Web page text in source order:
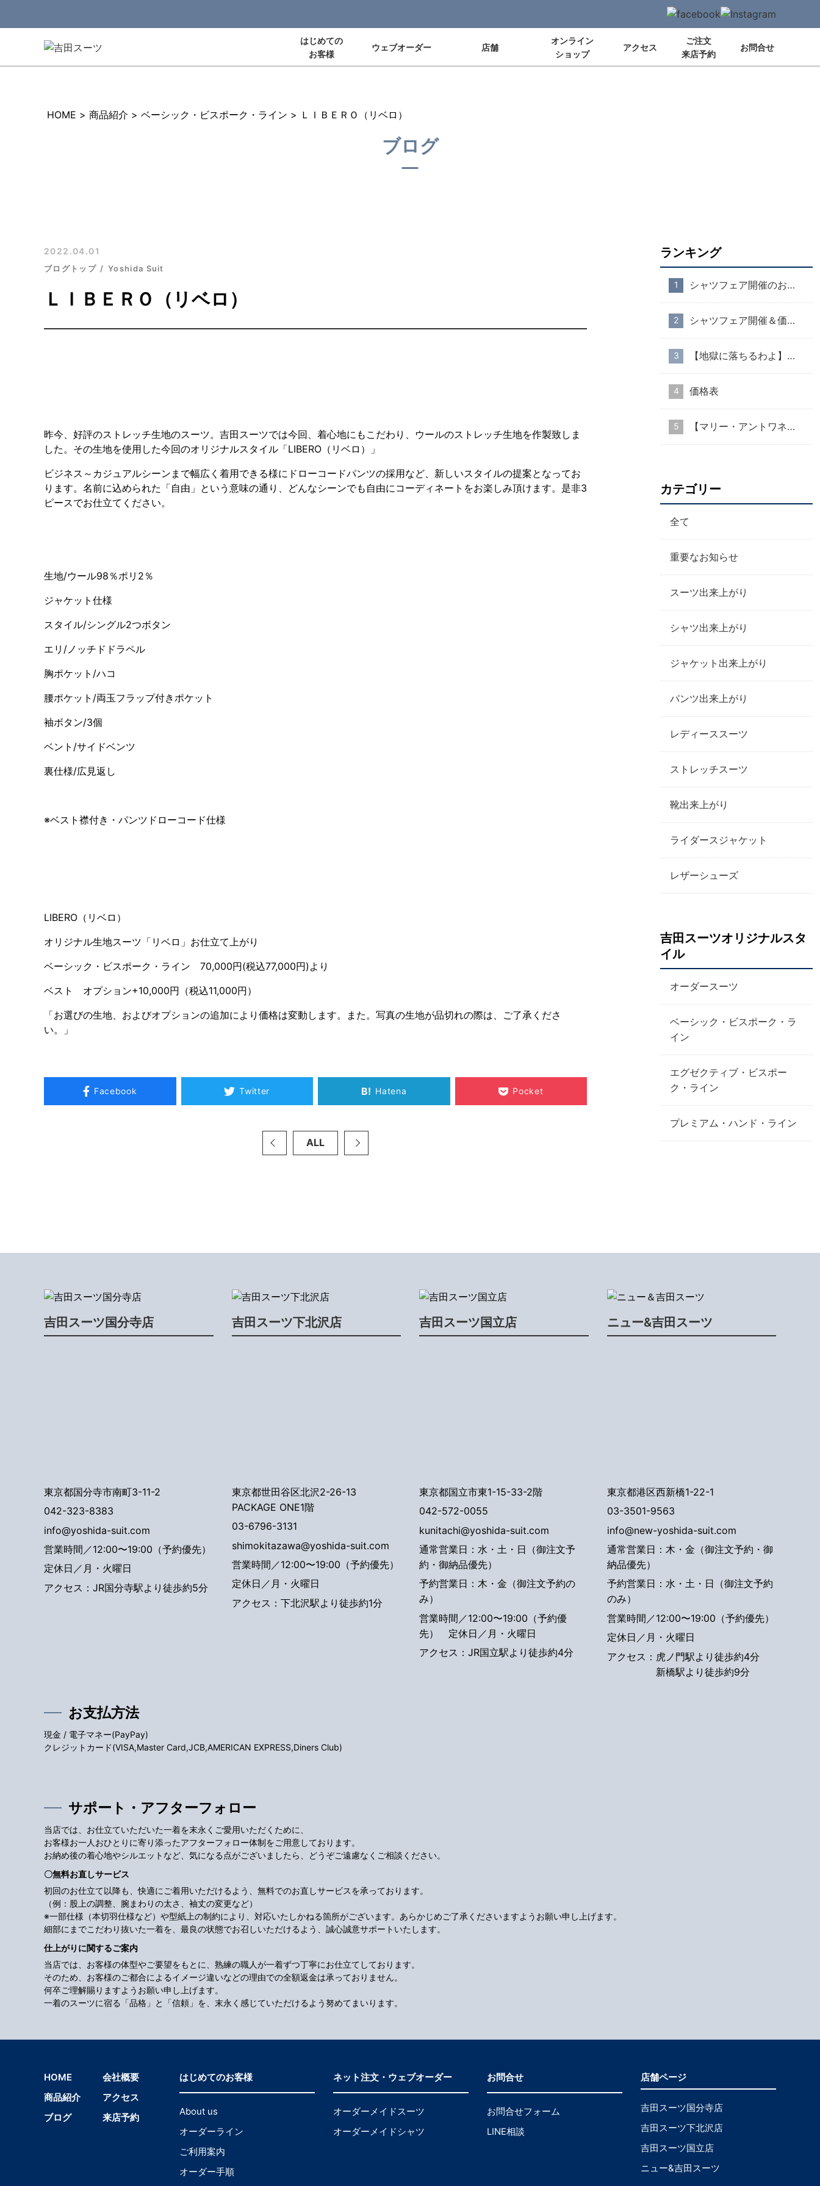
はじめての
お客様
ウェブオーダー 店舗
オンライン
ショップ
アクセス
ご注文
来店予約
お問合せ
HOME > 商品紹介 > ベーシック・ビスポーク・ライン > ＬＩＢＥＲＯ（リベロ）
ブログ
2022.04.01
ブログトップ Yoshida Suit
ＬＩＢＥＲＯ（リベロ）
昨今、好評のストレッチ生地のスーツ。吉田スーツでは今回、着心地にもこだわり、ウールのストレッチ生地を作製致しま
した。その生地を使用した今回のオリジナルスタイル「LIBERO（リベロ）」
ビジネス～カジュアルシーンまで幅広く着用できる様にドローコードパンツの採用など、新しいスタイルの提案となってお
ります。名前に込められた「自由」という意味の通り、どんなシーンでも自由にコーディネートをお楽しみ頂けます。是非3
ピースでお仕立てください。
生地/ウール98％ポリ2％
ジャケット仕様
スタイル/シングル2つボタン
エリ/ノッチドドラペル
胸ポケット/ハコ
腰ポケット/両玉フラップ付きポケット
袖ボタン/3個
ベント/サイドベンツ
裏仕様/広見返し
※ベスト襟付き・パンツドローコード仕様
LIBERO（リベロ）
オリジナル生地スーツ「リベロ」お仕立て上がり
ベーシック・ビスポーク・ライン 70,000円(税込77,000円)より
ベスト オプション+10,000円（税込11,000円）
「お選びの生地、およびオプションの追加により価格は変動します。また。写真の生地が品切れの際は、ご了承くださ
い。」
Facebook Twitter B! Hatena Pocket
ALL
ランキング
シャツフェア開催のお知らせ
シャツフェア開催＆価格改定のお知らせ
【地獄に落ちるわよ】衣装協力のお知らせ
価格表
【マリー・アントワネット・スタイル】part１
カテゴリー
全て
重要なお知らせ
スーツ出来上がり
シャツ出来上がり
ジャケット出来上がり
パンツ出来上がり
レディーススーツ
ストレッチスーツ
靴出来上がり
ライダースジャケット
レザーシューズ
吉田スーツオリジナルスタ
イル
オーダースーツ
ベーシック・ビスポーク・ラ
イン
エグゼクティブ・ビスポー
ク・ライン
プレミアム・ハンド・ライン
吉田スーツ国分寺店
東京都国分寺市南町3-11-2
042-323-8383
info@yoshida-suit.com
営業時間／12:00〜19:00（予約優先）
定休日／月・火曜日
アクセス：JR国分寺駅より徒歩約5分
吉田スーツ下北沢店
東京都世田谷区北沢2-26-13
PACKAGE ONE1階
03-6796-3131
shimokitazawa@yoshida-suit.com
営業時間／12:00〜19:00（予約優先）
定休日／月・火曜日
アクセス：下北沢駅より徒歩約1分
吉田スーツ国立店
東京都国立市東1-15-33-2階
042-572-0055
kunitachi@yoshida-suit.com
通常営業日：水・土・日（御注文予
約・御納品優先）
予約営業日：木・金（御注文予約の
み）
営業時間／12:00〜19:00（予約優
先） 定休日／月・火曜日
アクセス：JR国立駅より徒歩約4分
ニュー&吉田スーツ
東京都港区西新橋1-22-1
03-3501-9563
info@new-yoshida-suit.com
通常営業日：木・金（御注文予約・御
納品優先）
予約営業日：水・土・日（御注文予約
のみ）
営業時間／12:00〜19:00（予約優先）
定休日／月・火曜日
アクセス： 虎ノ門駅より徒歩約4分
新橋駅より徒歩約9分
お支払方法
現金 / 電子マネー(PayPay)
クレジットカード(VISA,Master Card,JCB,AMERICAN EXPRESS,Diners Club)
サポート・アフターフォロー
当店では、お仕立ていただいた一着を末永くご愛用いただくために、
お客様お一人おひとりに寄り添ったアフターフォロー体制をご用意しております。
お納め後の着心地やシルエットなど、気になる点がございましたら、どうぞご遠慮なくご相談ください。
〇無料お直しサービス
初回のお仕立て以降も、快適にご着用いただけるよう、無料でのお直しサービスを承っております。
（例：股上の調整、腕まわりの太さ、袖丈の変更など）
※一部仕様（本切羽仕様など）や型紙上の制約により、対応いたしかねる箇所がございます。あらかじめご了承くださいますようお願い申し上げます。
細部にまでこだわり抜いた一着を、最良の状態でお召しいただけるよう、誠心誠意サポートいたします。
仕上がりに関するご案内
当店では、お客様の体型やご要望をもとに、熟練の職人が一着ずつ丁寧にお仕立てしております。
そのため、お客様のご都合によるイメージ違いなどの理由での全額返金は承っておりません。
何卒ご理解賜りますようお願い申し上げます。
一着のスーツに宿る「品格」と「信頼」を、末永く感じていただけるよう努めてまいります。
HOME
商品紹介
ブログ
会社概要
アクセス
来店予約
はじめてのお客様
About us
オーダーライン
ご利用案内
オーダー手順
ネット注文・ウェブオーダー
オーダーメイドスーツ
オーダーメイドシャツ
お問合せ
お問合せフォーム
LINE相談
店舗ページ
吉田スーツ国分寺店
吉田スーツ下北沢店
吉田スーツ国立店
ニュー&吉田スーツ